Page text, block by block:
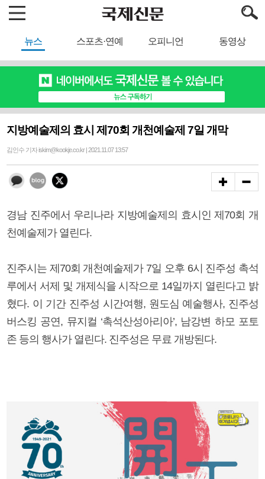
뉴스 스포츠·연예 오피니언 동영상
지방예술제의 효시 제70회 개천예술제 7일 개막
김인수 기자 iskim@kookje.co.kr | 2021.11.07 13:57
경남 진주에서 우리나라 지방예술제의 효시인 제70회 개
천예술제가 열린다.
진주시는 제70회 개천예술제가 7일 오후 6시 진주성 촉석
루에서 서제 및 개제식을 시작으로 14일까지 열린다고 밝
혔다. 이 기간 진주성 시간여행, 원도심 예술행사, 진주성
버스킹 공연, 뮤지컬 ‘촉석산성아리아’, 남강변 하모 포토
존 등의 행사가 열린다. 진주성은 무료 개방된다.